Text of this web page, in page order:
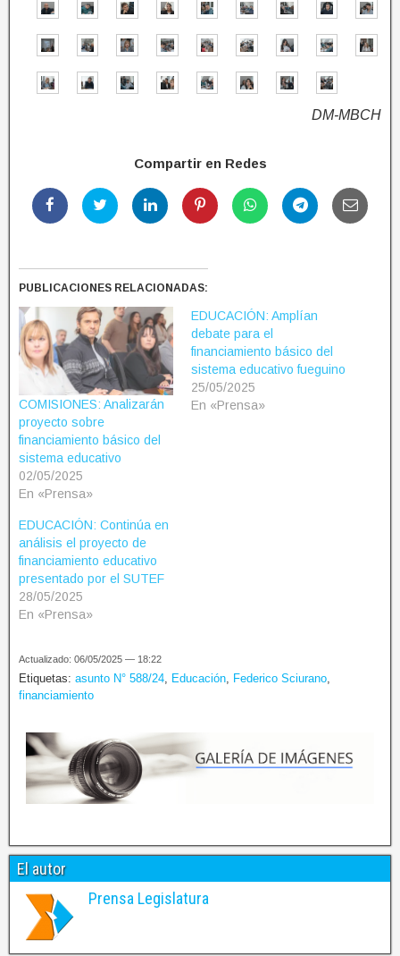
DM-MBCH
Compartir en Redes
PUBLICACIONES RELACIONADAS:
COMISIONES: Analizarán
proyecto sobre
financiamiento básico del
sistema educativo
02/05/2025
En «Prensa»
EDUCACIÓN: Amplían
debate para el
financiamiento básico del
sistema educativo fueguino
25/05/2025
En «Prensa»
EDUCACIÓN: Continúa en
análisis el proyecto de
financiamiento educativo
presentado por el SUTEF
28/05/2025
En «Prensa»
Actualizado: 06/05/2025 — 18:22
Etiquetas: asunto N° 588/24 Educación Federico Sciurano
financiamiento
El autor
Prensa Legislatura